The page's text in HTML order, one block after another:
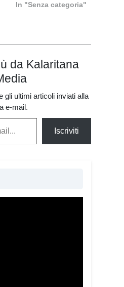
In "Senza categoria"
da Kalaritana
gli ultimi articoli inviati alla
e-mail.
Iscriviti